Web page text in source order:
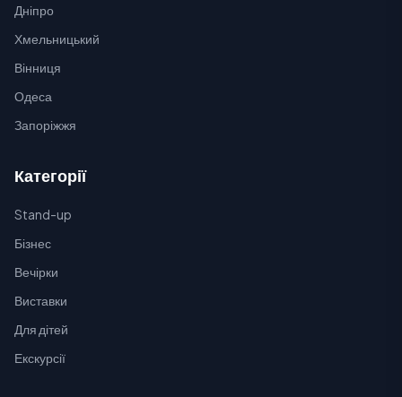
Дніпро
Хмельницький
Вінниця
Одеса
Запоріжжя
Категорії
Stand-up
Бізнес
Вечірки
Виставки
Для дітей
Екскурсії